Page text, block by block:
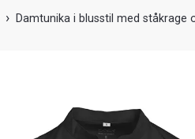
Damtunika i blusstil med ståkrage